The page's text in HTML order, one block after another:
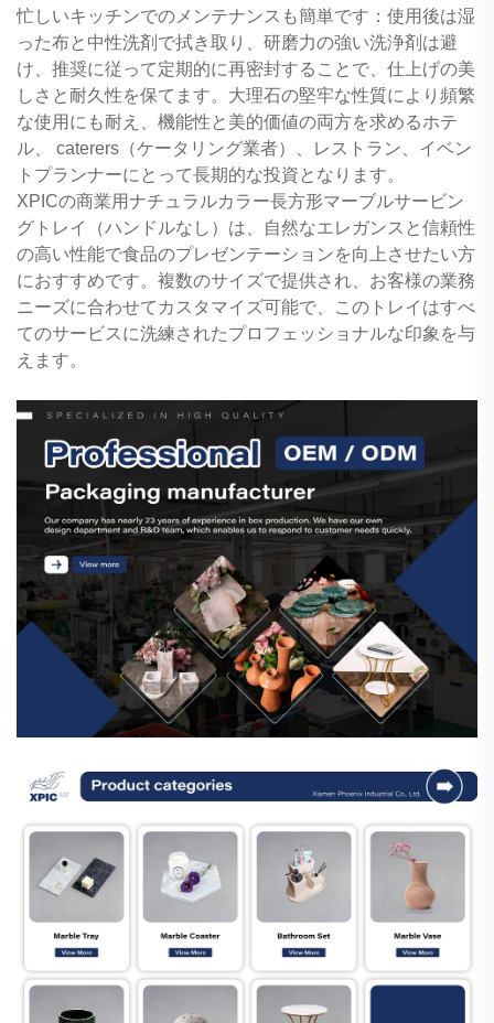
忙しいキッチンでのメンテナンスも簡単です：使用後は湿
った布と中性洗剤で拭き取り、研磨力の強い洗浄剤は避
け、推奨に従って定期的に再密封することで、仕上げの美
しさと耐久性を保てます。大理石の堅牢な性質により頻繁
な使用にも耐え、機能性と美的価値の両方を求めるホテ
ル、 caterers（ケータリング業者）、レストラン、イベン
トプランナーにとって長期的な投資となります。
XPICの商業用ナチュラルカラー長方形マーブルサービン
グトレイ（ハンドルなし）は、自然なエレガンスと信頼性
の高い性能で食品のプレゼンテーションを向上させたい方
におすすめです。複数のサイズで提供され、お客様の業務
ニーズに合わせてカスタマイズ可能で、このトレイはすべ
てのサービスに洗練されたプロフェッショナルな印象を与
えます。